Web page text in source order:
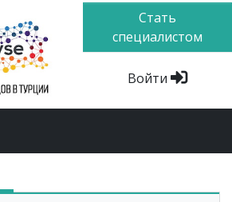
Стать
специалистом
Войти